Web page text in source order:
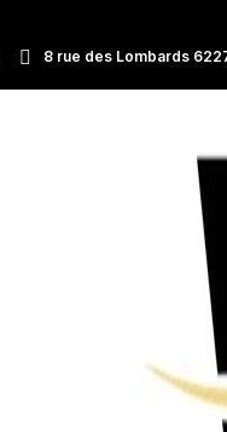
8 rue des Lombards